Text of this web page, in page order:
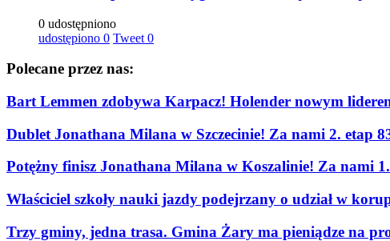
0 udostępniono
udostępiono 0 Tweet 0
Polecane przez nas:
Bart Lemmen zdobywa Karpacz! Holender nowym
Dublet Jonathana Milana w Szczecinie! Za nami 2. etap
Potężny finisz Jonathana Milana w Koszalinie! Za nami
Właściciel szkoły nauki jazdy podejrzany o udział w
Trzy gminy, jedna trasa. Gmina Żary ma pieniądze na